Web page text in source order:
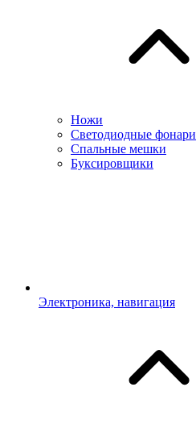
Ножи
Светодиодные фонари
Спальные мешки
Буксировщики
Электроника, навигация